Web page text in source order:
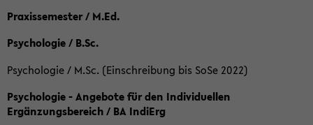
Praxissemester / M.Ed.
Psychologie / B.Sc.
Psychologie / M.Sc. (Einschreibung bis SoSe 2022)
Psychologie - Angebote für den Individuellen
Ergänzungsbereich / BA IndiErg